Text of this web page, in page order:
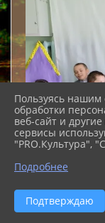
Пользуясь нашим
обработки
веб-сайт и
сервисы
"PRO.Культура",
Подробнее
Подтверждаю